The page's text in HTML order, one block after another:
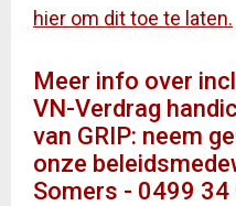
hier om dit toe te laten.
Meer info over
VN-Verdrag
van GRIP: neem
onze
Somers - 0499 34